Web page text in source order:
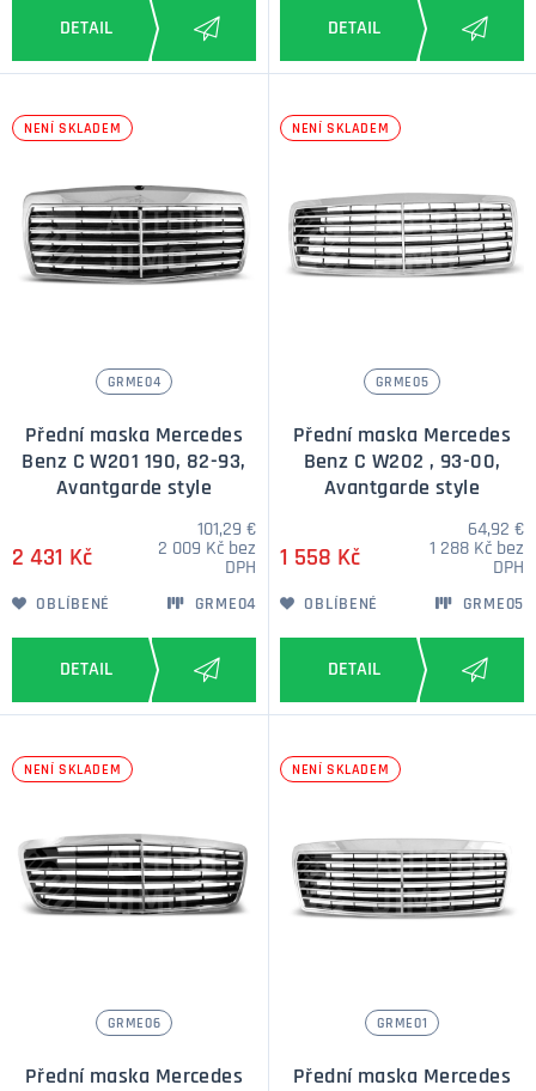
NENÍ SKLADEM
GRME04
Přední maska Mercedes
Benz C W201 190, 82-93,
Avantgarde style
2 431 Kč
101,29 €
2 009 Kč bez
DPH
OBLÍBENÉ GRME04
NENÍ SKLADEM
GRME05
Přední maska Mercedes
Benz C W202 , 93-00,
Avantgarde style
1 558 Kč
64,92 €
1 288 Kč bez
DPH
OBLÍBENÉ GRME05
NENÍ SKLADEM
GRME06
Přední maska Mercedes
NENÍ SKLADEM
GRME01
Přední maska Mercedes